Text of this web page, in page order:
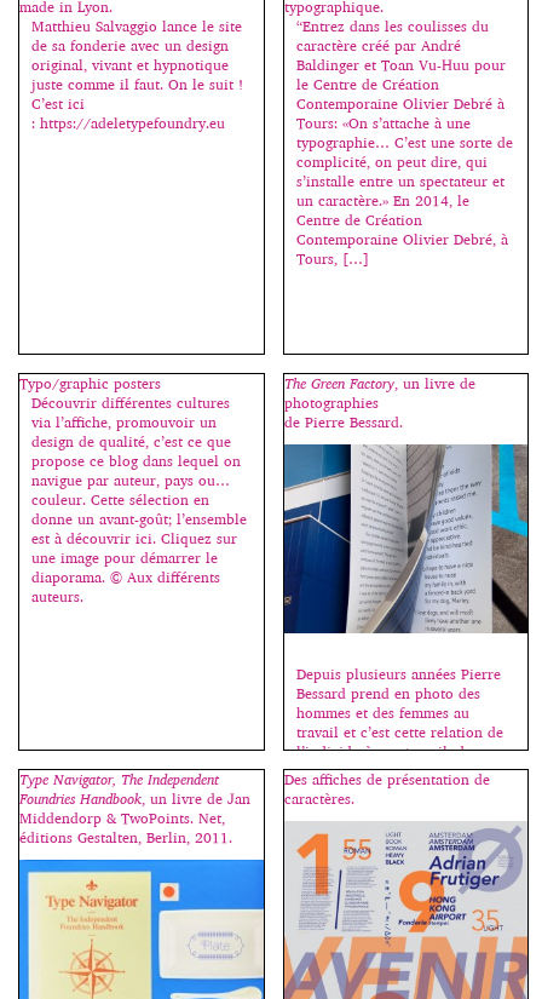
par le studio Bähler
Moya (designers duo Dennis
Moya et Tiffany Bähler). Le site
est composé de différentes
rubriques : interviews, design,
design graphique, design
industriel, photographie, illustra
Ils sont mystérieux les Lift
Type… impossible de trouver les
noms de ceux qui forment ce
groupe et distribuent de fontes
gratuites en éditions limitées
(sur une période ou une
quantité définie). C’est jusqu’à
ce soir, on se précipite, merci à
eux ! http://lift-type.fr/
http://lift-type.tumblr.com/
made in Lyon.
Matthieu Salvaggio lance le site
de sa fonderie avec un design
original, vivant et hypnotique
juste comme il faut. On le suit !
C’est ici
: https://adeletypefoundry.eu
typographique.
“Entrez dans les coulisses du
caractère créé par André
Baldinger et Toan Vu-Huu pour
le Centre de Création
Contemporaine Olivier Debré à
Tours: «On s’attache à une
typographie… C’est une sorte de
complicité, on peut dire, qui
s’installe entre un spectateur et
un caractère.» En 2014, le
Centre de Création
Contemporaine Olivier Debré, à
Tours, […]
Typo/graphic posters
Découvrir différentes cultures
via l’affiche, promouvoir un
design de qualité, c’est ce que
propose ce blog dans lequel on
navigue par auteur, pays ou…
couleur. Cette sélection en
donne un avant-goût; l’ensemble
est à découvrir ici. Cliquez sur
une image pour démarrer le
diaporama. © Aux différents
auteurs.
The Green Factory, un livre de
photographies
de Pierre Bessard.
Depuis plusieurs années Pierre
Bessard prend en photo des
hommes et des femmes au
travail et c’est cette relation de
l’individu à son travail, de
nature bien particulière, qui m’a
donné l’idée de départ pour le
design de ce livre. Je souhaitais
un livre à deux lectures. Une
première lecture repose sur la
juxtaposition de […]
Type Navigator, The Independent
Foundries Handbook, un livre de Jan
Middendorp & TwoPoints. Net,
éditions Gestalten, Berlin, 2011.
Des affiches de présentation de
caractères.